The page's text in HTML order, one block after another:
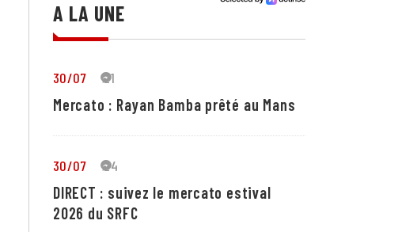
A LA UNE
30/07 21
Mercato : Rayan Bamba prêté au Mans
30/07 24
DIRECT : suivez le mercato estival
2026 du SRFC